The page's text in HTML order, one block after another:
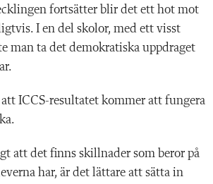
fortsätter blir det ett hot mot
I en del skolor, med ett visst
man ta det demokratiska uppdraget
ICCS-resultatet kommer att fungera
att det finns skillnader som beror på
har, är det lättare att sätta in